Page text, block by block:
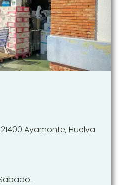
Ayamonte, Huelva